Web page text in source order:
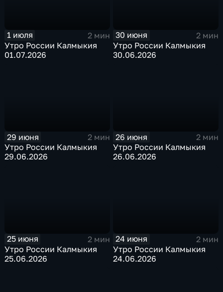
1 июля
2 мин
Утро России Калмыкия
01.07.2026
30 июня
2 мин
Утро России Калмыкия
30.06.2026
29 июня
2 мин
Утро России Калмыкия
29.06.2026
26 июня
2 мин
Утро России Калмыкия
26.06.2026
25 июня
2 мин
Утро России Калмыкия
25.06.2026
24 июня
2 мин
Утро России Калмыкия
24.06.2026